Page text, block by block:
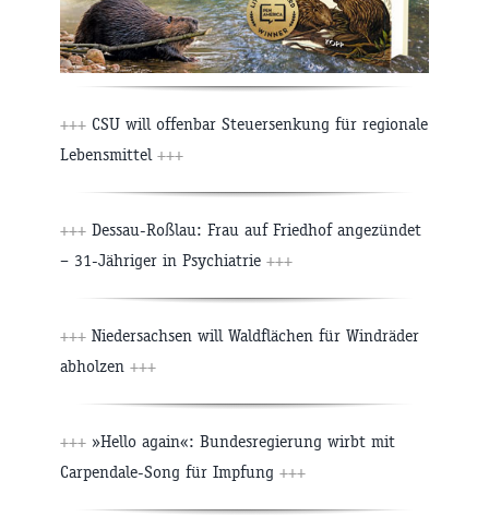
+++ CSU will offenbar Steuersenkung für regionale
Lebensmittel +++
+++ Dessau-Roßlau: Frau auf Friedhof angezündet
– 31-Jähriger in Psychiatrie +++
+++ Niedersachsen will Waldflächen für Windräder
abholzen +++
+++ »Hello again«: Bundesregierung wirbt mit
Carpendale-Song für Impfung +++